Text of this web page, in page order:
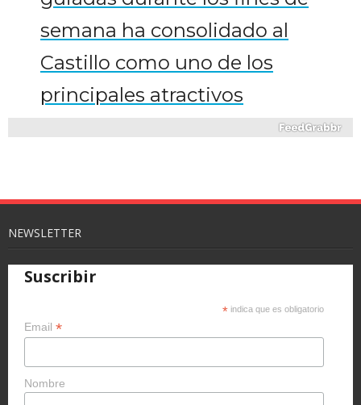
semana ha consolidado al
Castillo como uno de los
principales atractivos
anterior
mequinenza.com
NEWSLETTER
Suscribir
* indica que es obligatorio
Email *
Nombre